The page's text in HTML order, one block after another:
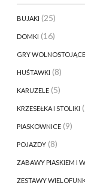
BUJAKI (25)
DOMKI (16)
GRY WOLNOSTOJĄCE
HUŚTAWKI (8)
KARUZELE (5)
KRZESEŁKA I STOLIKI
PIASKOWNICE (9)
POJAZDY (8)
ZABAWY PIASKIEM I
ZESTAWY